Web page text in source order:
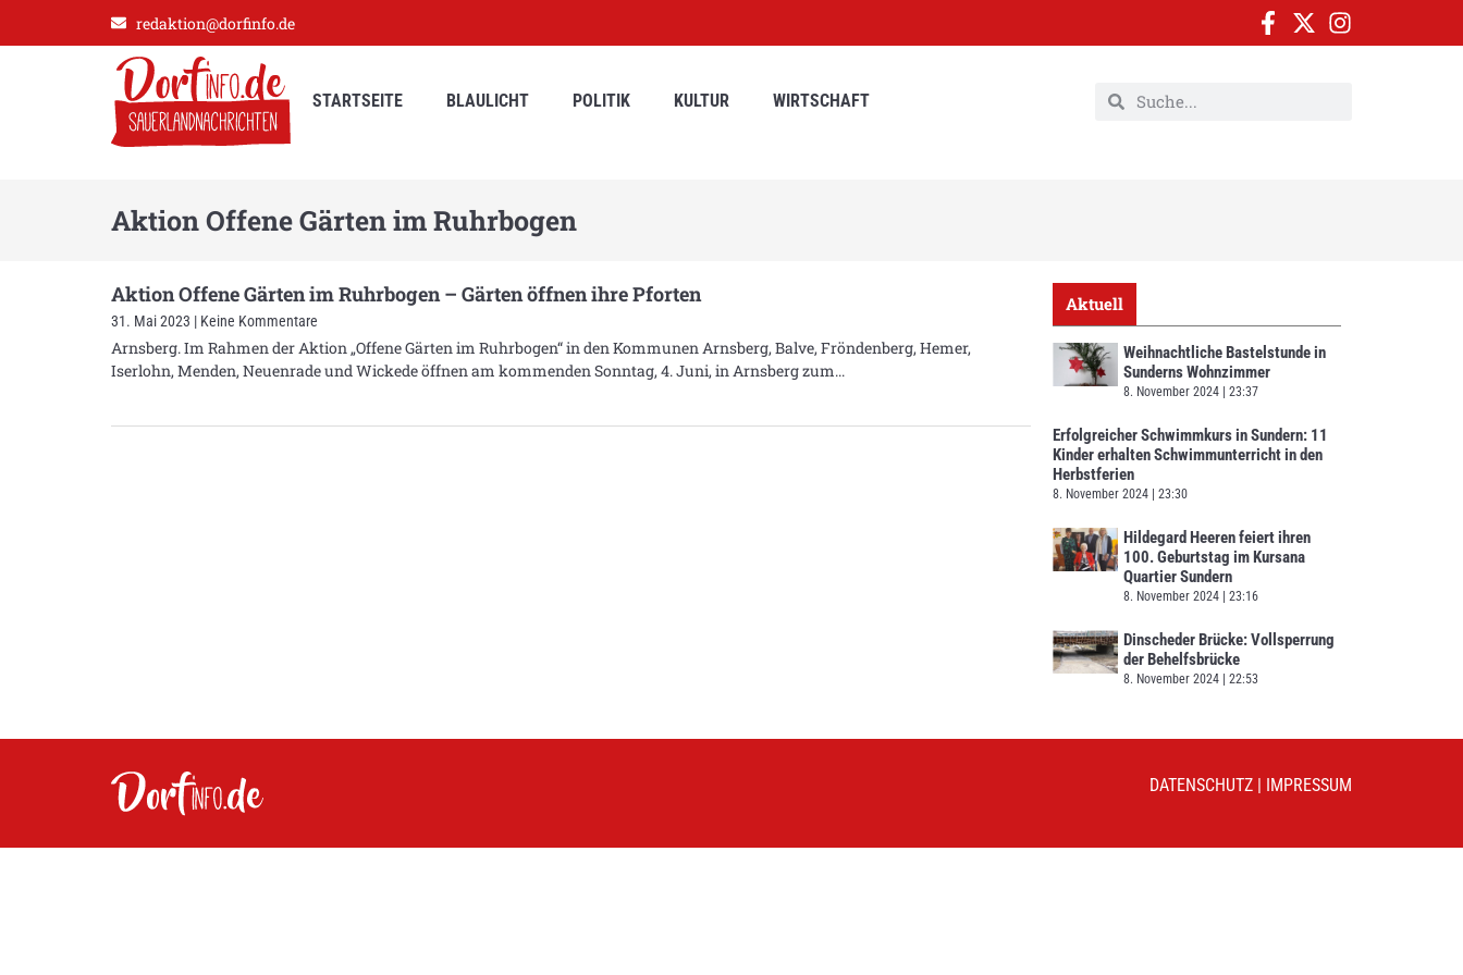
redaktion@dorfinfo.de
STARTSEITE BLAULICHT POLITIK KULTUR WIRTSCHAFT
Aktion Offene Gärten im Ruhrbogen
Aktion Offene Gärten im Ruhrbogen – Gärten öffnen ihre Pforten
31. Mai 2023 Keine Kommentare
Arnsberg. Im Rahmen der Aktion „Offene Gärten im Ruhrbogen“ in den Kommunen Arnsberg, Balve, Fröndenberg, Hemer,
Iserlohn, Menden, Neuenrade und Wickede öffnen am kommenden Sonntag, 4. Juni, in Arnsberg zum
Aktuell
Weihnachtliche Bastelstunde in
Sunderns Wohnzimmer
8. November 2024 23:37
Erfolgreicher Schwimmkurs in Sundern: 11
Kinder erhalten Schwimmunterricht in den
Herbstferien
8. November 2024 23:30
Hildegard Heeren feiert ihren
100. Geburtstag im Kursana
Quartier Sundern
8. November 2024 23:16
Dinscheder Brücke: Vollsperrung
der Behelfsbrücke
8. November 2024 22:53
DATENSCHUTZ | IMPRESSUM